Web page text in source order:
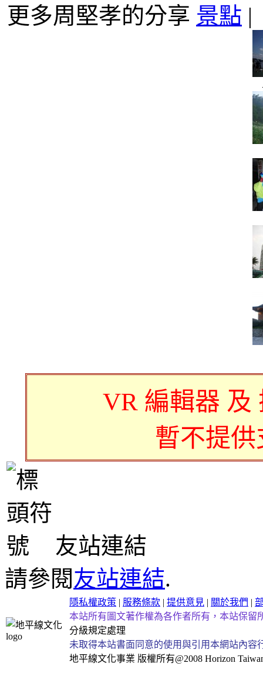
更多周堅孝的分享 景點
VR 編輯器 及
暫不提
友站連結
請參閱友站連結.
隱私權政策 | 服務條款 | 提供意見 | 關於我們 |
本站所有圖文著作權為各作者所有，本站保留
分級規定處理
未取得本站書面同意的使用與引用本網站內
地平線文化事業 版權所有@2008 Horizon